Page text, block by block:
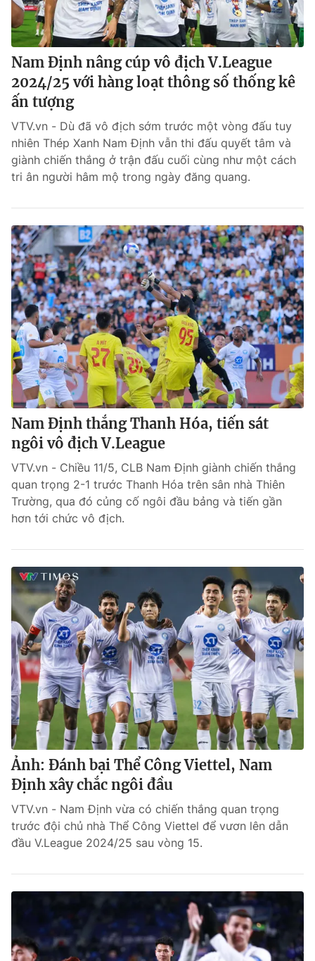
Nam Định nâng cúp vô địch V.League
2024/25 với hàng loạt thông số thống kê
ấn tượng
VTV.vn - Dù đã vô địch sớm trước một vòng đấu tuy
nhiên Thép Xanh Nam Định vẫn thi đấu quyết tâm và
giành chiến thắng ở trận đấu cuối cùng như một cách
tri ân người hâm mộ trong ngày đăng quang.
Nam Định thắng Thanh Hóa, tiến sát
ngôi vô địch V.League
VTV.vn - Chiều 11/5, CLB Nam Định giành chiến thắng
quan trọng 2-1 trước Thanh Hóa trên sân nhà Thiên
Trường, qua đó củng cố ngôi đầu bảng và tiến gần
hơn tới chức vô địch.
Ảnh: Đánh bại Thể Công Viettel, Nam
Định xây chắc ngôi đầu
VTV.vn - Nam Định vừa có chiến thắng quan trọng
trước đội chủ nhà Thể Công Viettel để vươn lên dẫn
đầu V.League 2024/25 sau vòng 15.